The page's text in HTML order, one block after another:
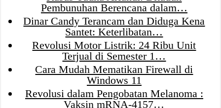
Pembunuhan Berencana dalam…
Dinar Candy Terancam dan Diduga Kena
Santet: Keterlibatan…
Revolusi Motor Listrik: 24 Ribu Unit
Terjual di Semester 1…
Cara Mudah Mematikan Firewall di
Windows 11
Revolusi dalam Pengobatan Melanoma :
Vaksin mRNA-4157…